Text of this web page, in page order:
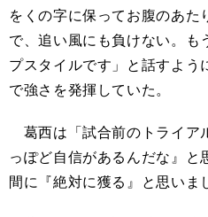
をくの字に保ってお腹のあた
で、追い風にも負けない。も
プスタイルです」と話すよう
で強さを発揮していた。
葛西は「試合前のトライア
っぽど自信があるんだな』と
間に『絶対に獲る』と思いま